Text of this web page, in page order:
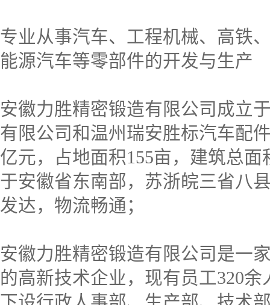
专业从事汽车、工程机械、高铁
能源汽车等零部件的开发与生产
安徽力胜精密锻造有限公司成立
有限公司和温州瑞安胜标汽车配
亿元，占地面积155亩，建筑总
于安徽省东南部，苏浙皖三省八
发达，物流畅通；
安徽力胜精密锻造有限公司是一
的高新技术企业，现有员工320